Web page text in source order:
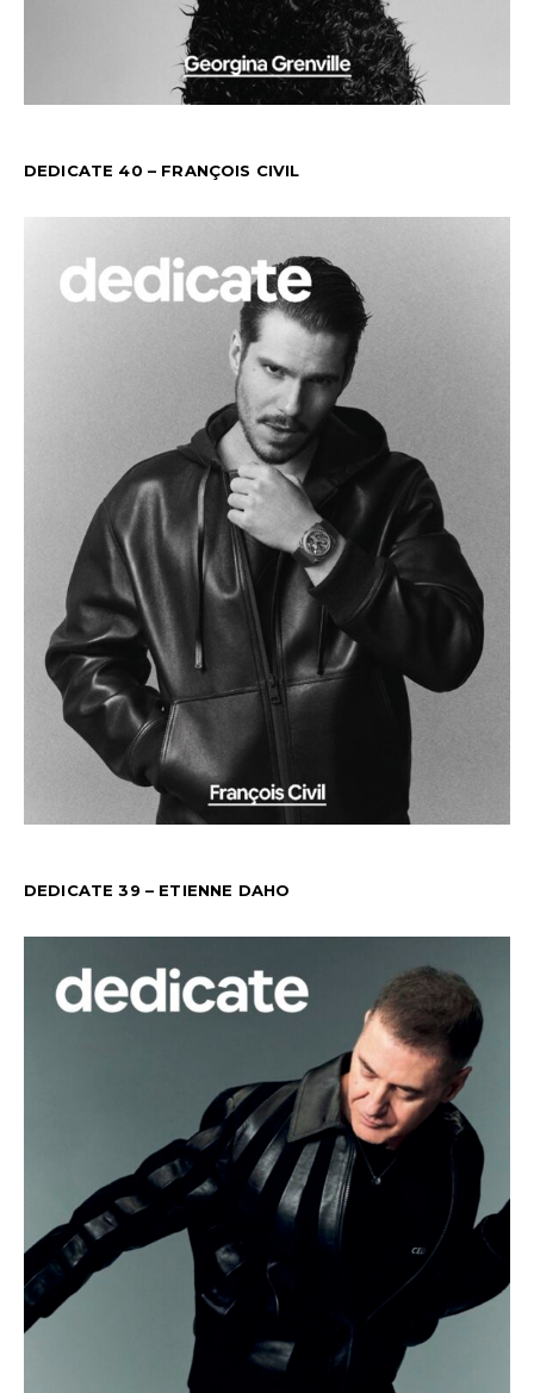
DEDICATE 40 – FRANÇOIS CIVIL
DEDICATE 39 – ETIENNE DAHO